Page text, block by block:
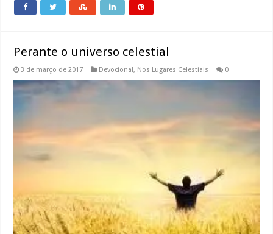
Perante o universo celestial
3 de março de 2017 Devocional, Nos Lugares Celestiais 0